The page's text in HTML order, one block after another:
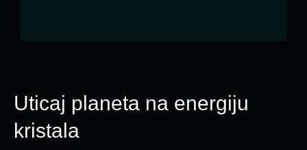
Uticaj planeta na energiju
kristala